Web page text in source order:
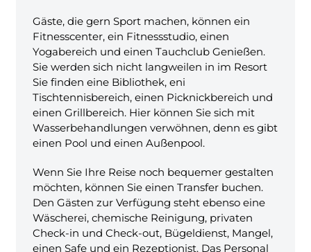
Gäste, die gern Sport machen, können ein
Fitnesscenter, ein Fitnessstudio, einen
Yogabereich und einen Tauchclub Genießen.
Sie werden sich nicht langweilen in im Resort
Sie finden eine Bibliothek, eni
Tischtennisbereich, einen Picknickbereich und
einen Grillbereich. Hier können Sie sich mit
Wasserbehandlungen verwöhnen, denn es gibt
einen Pool und einen Außenpool.
Wenn Sie Ihre Reise noch bequemer gestalten
möchten, können Sie einen Transfer buchen.
Den Gästen zur Verfügung steht ebenso eine
Wäscherei, chemische Reinigung, privaten
Check-in und Check-out, Bügeldienst, Mangel,
einen Safe und ein Rezeptionist. Das Personal